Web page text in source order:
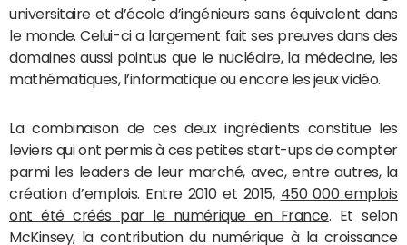
universitaire et d’école d’ingénieurs sans équivalent dans
le monde. Celui-ci a largement fait ses preuves dans des
domaines aussi pointus que le nucléaire, la médecine, les
mathématiques, l’informatique ou encore les jeux vidéo.
La combinaison de ces deux ingrédients constitue les
leviers qui ont permis à ces petites start-ups de compter
parmi les leaders de leur marché, avec, entre autres, la
création d’emplois. Entre 2010 et 2015, 450 000 emplois
ont été créés par le numérique en France. Et selon
McKinsey, la contribution du numérique à la croissance